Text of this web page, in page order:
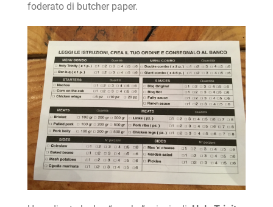
foderato di butcher paper.